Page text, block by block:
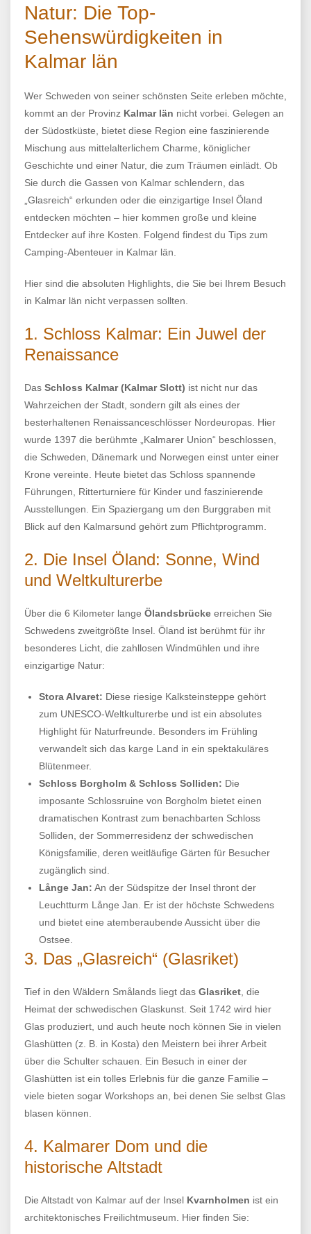
Natur: Die Top-
Sehenswürdigkeiten in
Kalmar län
Wer Schweden von seiner schönsten Seite erleben möchte,
kommt an der Provinz Kalmar län nicht vorbei. Gelegen an
der Südostküste, bietet diese Region eine faszinierende
Mischung aus mittelalterlichem Charme, königlicher
Geschichte und einer Natur, die zum Träumen einlädt. Ob
Sie durch die Gassen von Kalmar schlendern, das
„Glasreich“ erkunden oder die einzigartige Insel Öland
entdecken möchten – hier kommen große und kleine
Entdecker auf ihre Kosten. Folgend findest du Tips zum
Camping-Abenteuer in Kalmar län.
Hier sind die absoluten Highlights, die Sie bei Ihrem Besuch
in Kalmar län nicht verpassen sollten.
1. Schloss Kalmar: Ein Juwel der
Renaissance
Das Schloss Kalmar (Kalmar Slott) ist nicht nur das
Wahrzeichen der Stadt, sondern gilt als eines der
besterhaltenen Renaissanceschlösser Nordeuropas. Hier
wurde 1397 die berühmte „Kalmarer Union“ beschlossen,
die Schweden, Dänemark und Norwegen einst unter einer
Krone vereinte. Heute bietet das Schloss spannende
Führungen, Ritterturniere für Kinder und faszinierende
Ausstellungen. Ein Spaziergang um den Burggraben mit
Blick auf den Kalmarsund gehört zum Pflichtprogramm.
2. Die Insel Öland: Sonne, Wind
und Weltkulturerbe
Über die 6 Kilometer lange Ölandsbrücke erreichen Sie
Schwedens zweitgrößte Insel. Öland ist berühmt für ihr
besonderes Licht, die zahllosen Windmühlen und ihre
einzigartige Natur:
Stora Alvaret: Diese riesige Kalksteinsteppe gehört
zum UNESCO-Weltkulturerbe und ist ein absolutes
Highlight für Naturfreunde. Besonders im Frühling
verwandelt sich das karge Land in ein spektakuläres
Blütenmeer.
Schloss Borgholm & Schloss Solliden: Die
imposante Schlossruine von Borgholm bietet einen
dramatischen Kontrast zum benachbarten Schloss
Solliden, der Sommerresidenz der schwedischen
Königsfamilie, deren weitläufige Gärten für Besucher
zugänglich sind.
Långe Jan: An der Südspitze der Insel thront der
Leuchtturm Långe Jan. Er ist der höchste Schwedens
und bietet eine atemberaubende Aussicht über die
Ostsee.
3. Das „Glasreich“ (Glasriket)
Tief in den Wäldern Smålands liegt das Glasriket , die
Heimat der schwedischen Glaskunst. Seit 1742 wird hier
Glas produziert, und auch heute noch können Sie in vielen
Glashütten (z. B. in Kosta) den Meistern bei ihrer Arbeit
über die Schulter schauen. Ein Besuch in einer der
Glashütten ist ein tolles Erlebnis für die ganze Familie –
viele bieten sogar Workshops an, bei denen Sie selbst Glas
blasen können.
4. Kalmarer Dom und die
historische Altstadt
Die Altstadt von Kalmar auf der Insel Kvarnholmen ist ein
architektonisches Freilichtmuseum. Hier finden Sie: